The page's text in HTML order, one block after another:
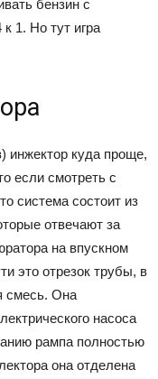
бензин с
1. Но тут игра
инжектор куда проще,
если смотреть с
система состоит из
отвечают за
на впускном
это отрезок трубы, в
смесь. Она
насоса
рампа полностью
она отделена